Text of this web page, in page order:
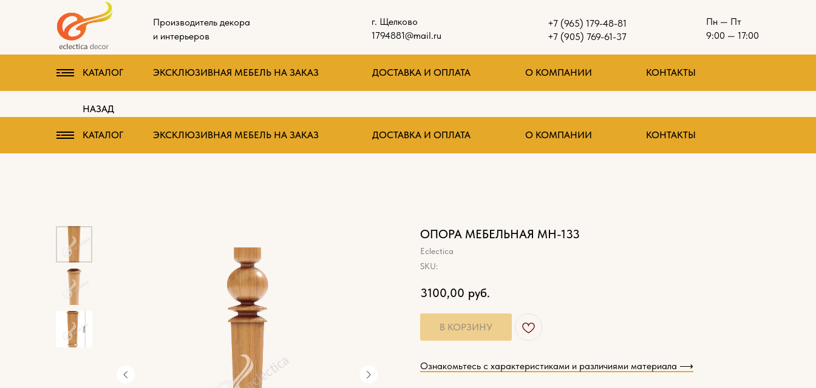
Производитель декора
и интерьеров
КАТАЛОГ ЭКСКЛЮЗИВНАЯ МЕБЕЛЬ НА ЗАКАЗ ДОСТАВКА И ОПЛАТА О КОМПАНИИ КОНТАКТЫ
г. Щелково
Пн — Пт
9:00 — 17:00
НАЗАД
1794881@mail.ru +7 (905) 769-61-37
+7 (965) 179-48-81
КАТАЛОГ ЭКСКЛЮЗИВНАЯ МЕБЕЛЬ НА ЗАКАЗ ДОСТАВКА И ОПЛАТА О КОМПАНИИ КОНТАКТЫ
ОПОРА МЕБЕЛЬНАЯ МН-133
Eclectica
SKU:
3100,00 руб.
В КОРЗИНУ
Ознакомьтесь с характеристиками и различиями материала ⟶